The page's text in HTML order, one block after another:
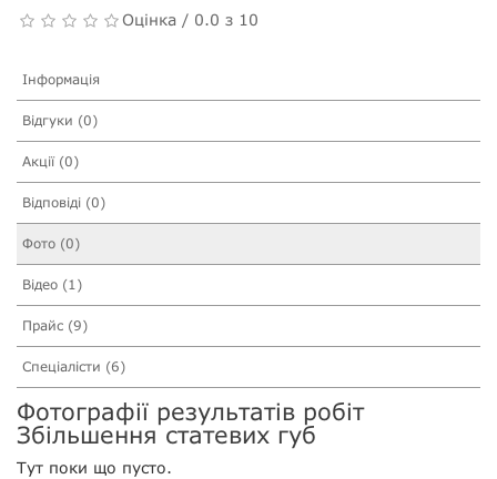
Оцінка / 0.0 з 10
Інформація
Відгуки (0)
Акції (0)
Відповіді (0)
Фото (0)
Відео (1)
Прайс (9)
Спеціалісти (6)
Фотографії результатів робіт
Збільшення статевих губ
Тут поки що пусто.